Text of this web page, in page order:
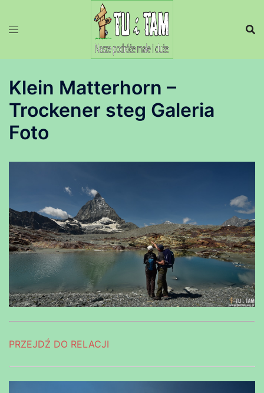
Klein Matterhorn –
Trockener steg Galeria
Foto
PRZEJDŹ DO RELACJI